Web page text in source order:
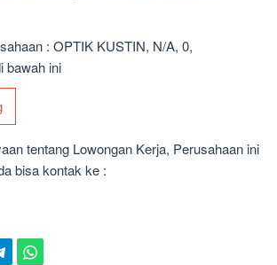
: OPTIK KUSTIN, N/A, 0,
bawah ini
tentang Lowongan Kerja, Perusahaan ini
bisa kontak ke :